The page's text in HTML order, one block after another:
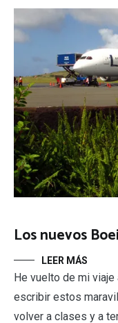
Los nuevos
LEER MÁS
He vuelto de mi
escribir estos
volver a clases y a